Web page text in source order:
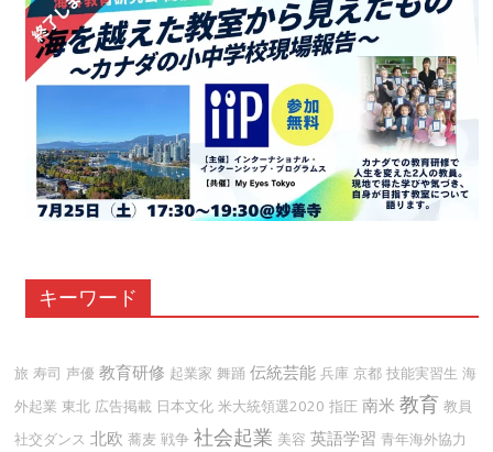
キーワード
旅 寿司 声優 教育研修 起業家 舞踊 伝統芸能 兵庫 京都 技能実習生 海
外起業 東北 広告掲載 日本文化 米大統領選2020 指圧 南米 教育 教員
社交ダンス 北欧 蕎麦 戦争 社会起業 美容 英語学習 青年海外協力